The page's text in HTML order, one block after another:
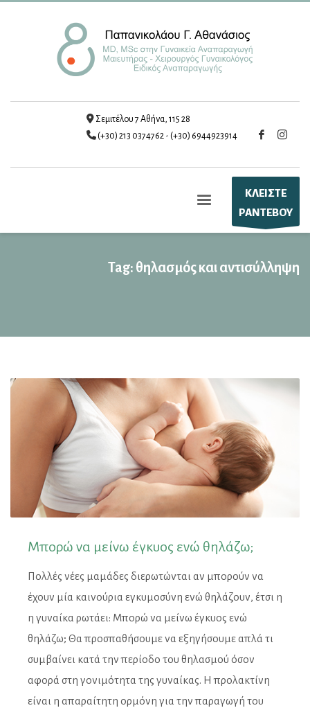
Σεμιτέλου 7 Αθήνα, 115 28
(+30) 213 0374762 - (+30) 6944923914
ΚΛΕΙΣΤΕ
ΡΑΝΤΕΒΟΥ
Tag: θηλασμός και αντισύλληψη
Μπορώ να μείνω έγκυος ενώ θηλάζω;
Πολλές νέες μαμάδες διερωτώνται αν μπορούν να
έχουν μία καινούρια εγκυμοσύνη ενώ θηλάζουν, έτσι η
η γυναίκα ρωτάει: Μπορώ να μείνω έγκυος ενώ
θηλάζω; Θα προσπαθήσουμε να εξηγήσουμε απλά τι
συμβαίνει κατά την περίοδο του θηλασμού όσον
αφορά στη γονιμότητα της γυναίκας.​ Η προλακτίνη
είναι η απαραίτητη ορμόνη για την παραγωγή του